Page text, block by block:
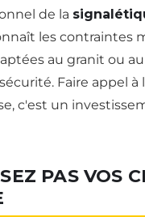
de la
les contraintes
au granit ou
Faire appel à
c'est un
PAS VOS